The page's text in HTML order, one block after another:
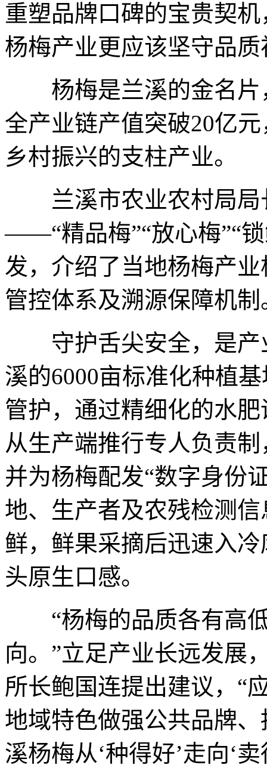
重塑品牌口碑的宝贵契
杨梅产业更应该坚守品
杨梅是兰溪的金名片
全产业链产值突破20亿
乡村振兴的支柱产业。
兰溪市农业农村局局
——“精品梅”“放心梅”“
发，介绍了当地杨梅产
管控体系及溯源保障机制
守护舌尖安全，是产
溪的6000亩标准化种植
管护，通过精细化的水
从生产端推行专人负责
并为杨梅配发“数字身份
地、生产者及农残检测
鲜，鲜果采摘后迅速入
头原生口感。
“杨梅的品质各有高低
向。”立足产业长远发展
所长鲍国连提出建议，“
地域特色做强公共品牌
溪杨梅从‘种得好’走向‘